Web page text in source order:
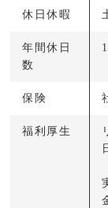
休日休暇
年間休日
数
保険
福利厚生